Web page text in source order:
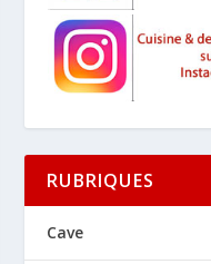
RUBRIQUES
Cave